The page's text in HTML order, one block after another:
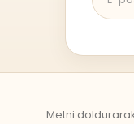
Metni